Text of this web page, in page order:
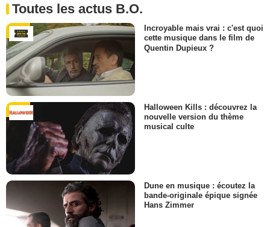
Toutes les actus B.O.
Incroyable mais vrai : c'est quoi
cette musique dans le film de
Quentin Dupieux ?
Halloween Kills : découvrez la
nouvelle version du thème
musical culte
Dune en musique : écoutez la
bande-originale épique signée
Hans Zimmer